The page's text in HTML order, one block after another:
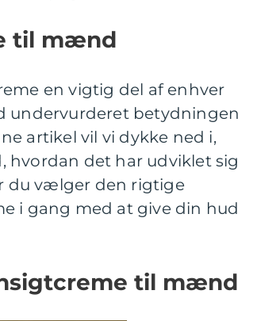
til mænd
en vigtig del af enhver
undervurderet betydningen
artikel vil vi dykke ned i,
det har udviklet sig
du vælger den rigtige
i gang med at give din hud
til mænd